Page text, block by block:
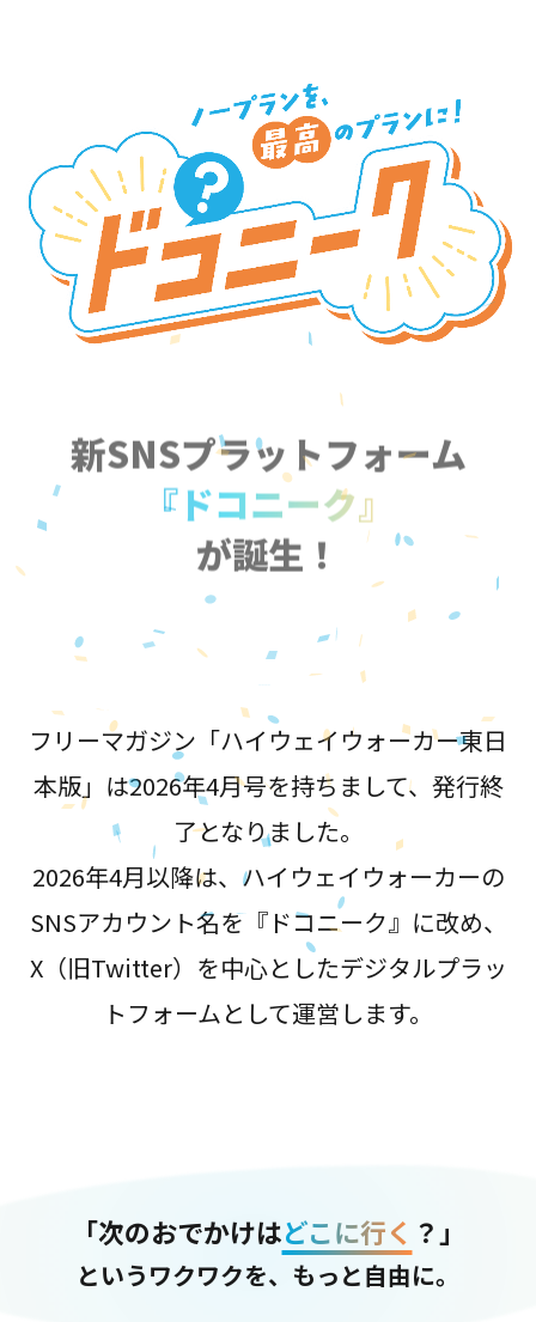
新SNSプラットフォーム
『ドコニーク』
が誕生！
フリーマガジン「ハイウェイウォーカー東日
本版」は2026年4月号を持ちまして、発行終
了となりました。
2026年4月以降は、ハイウェイウォーカーの
SNSアカウント名を『ドコニーク』に改め、
X（旧Twitter）を中心としたデジタルプラッ
トフォームとして運営します。
「次のおでかけはどこに行く ？」
というワクワクを、もっと自由に。